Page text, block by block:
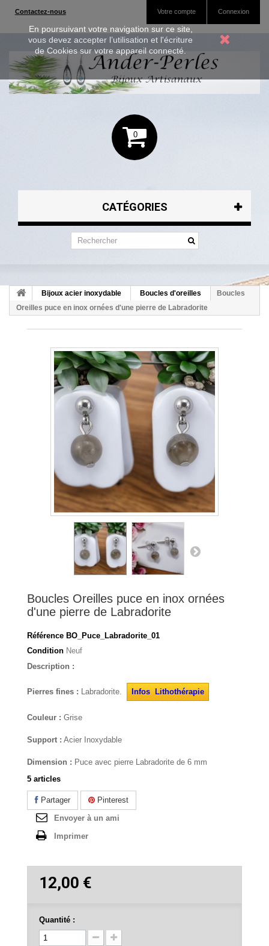
En poursuivant votre navigation sur ce site,
vous devez accepter l’utilisation et l'écriture
de Cookies sur votre appareil connecté.
Connexion
Votre compte
Contactez-nous
0
CATÉGORIES
Bijoux acier inoxydable Boucles d'oreilles
Boucles
Oreilles puce en inox ornées d'une pierre de Labradorite
Boucles Oreilles puce en inox ornées
d'une pierre de Labradorite
Référence BO_Puce_Labradorite_01
Condition Neuf
Description :
Pierres fines : Labradorite. Infos Lithothérapie
Couleur : Grise
Support : Acier Inoxydable
Dimension : Puce avec pierre Labradorite de 6 mm
5 articles
Partager
Pinterest
Envoyer à un ami
Imprimer
12,00 €
Quantité :